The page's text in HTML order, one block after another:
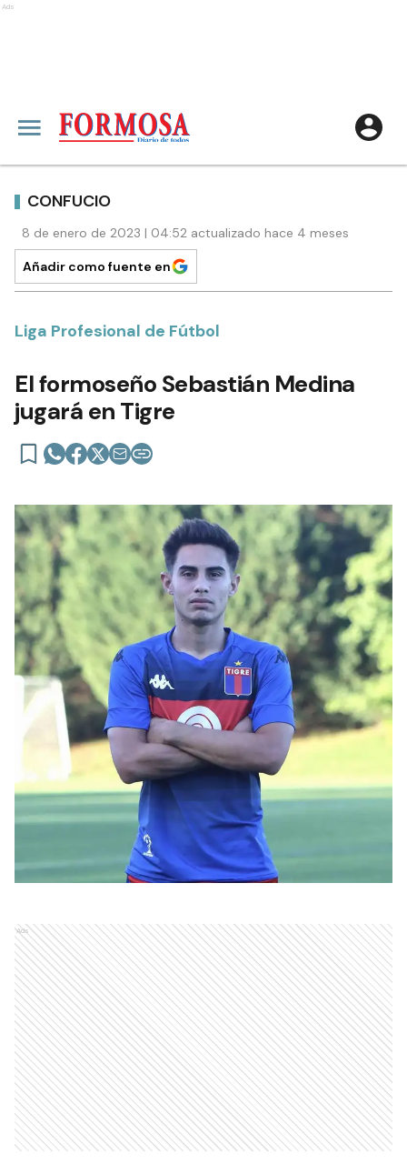
Ads
CONFUCIO
8 de enero de 2023 | 04:52 actualizado hace 4 meses
Añadir como fuente en
Liga Profesional de Fútbol
El formoseño Sebastián Medina
jugará en Tigre
Ads